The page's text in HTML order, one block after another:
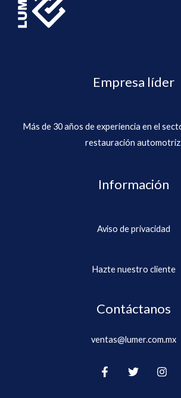
Empresa líder
Más de 30 años de experiencia en el
restauración
Información
Aviso de privacidad
Hazte nuestro cliente
Contáctanos
ventas@lumer.com.mx